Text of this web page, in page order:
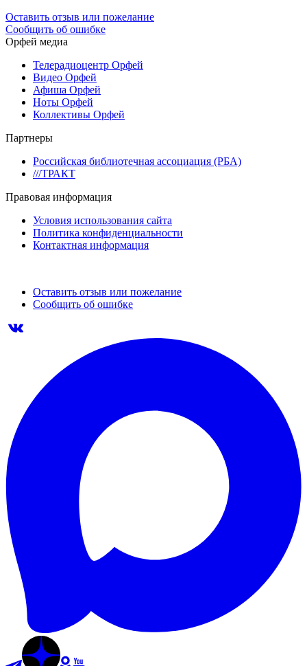
Оставить отзыв или пожелание
Сообщить об ошибке
Орфей медиа
Телерадиоцентр Орфей
Видео Орфей
Афиша Орфей
Ноты Орфей
Коллективы Орфей
Партнеры
Российская библиотечная ассоциация (РБА)
///ТРАКТ
Правовая информация
Условия использования сайта
Политика конфиденциальности
Контактная информация
Оставить отзыв или пожелание
Сообщить об ошибке